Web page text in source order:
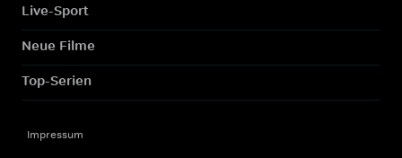
Live-Sport
Neue Filme
Top-Serien
Impressum